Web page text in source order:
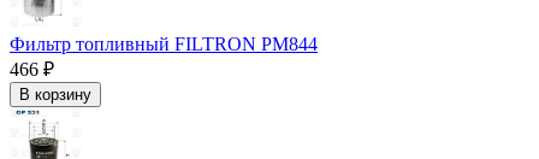
Фильтр топливный FILTRON PM844
466 ₽
В корзину